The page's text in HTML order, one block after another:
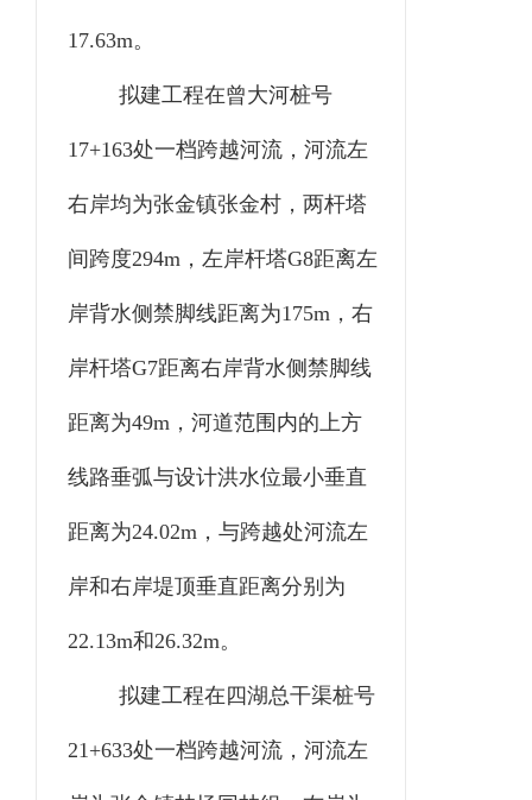
17.63m。
拟建工程在曾大河桩号
17+163处一档跨越河流，河流左
右岸均为张金镇张金村，两杆塔
间跨度294m，左岸杆塔G8距离左
岸背水侧禁脚线距离为175m，右
岸杆塔G7距离右岸背水侧禁脚线
距离为49m，河道范围内的上方
线路垂弧与设计洪水位最小垂直
距离为24.02m，与跨越处河流左
岸和右岸堤顶垂直距离分别为
22.13m和26.32m。
拟建工程在四湖总干渠桩号
21+633处一档跨越河流，河流左